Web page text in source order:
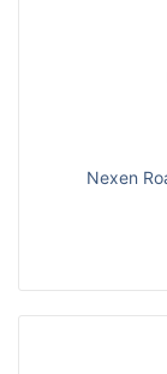
Nexen